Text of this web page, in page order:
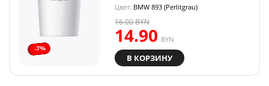
-7%
Цвет: BMW 893 (Perlitgrau)
14.90 BYN
16.00BYN
В КОРЗИНУ